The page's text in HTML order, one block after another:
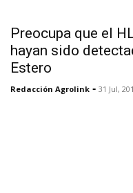
Preocupa que el
hayan sido
Estero
Redacción Agrolink - 31 Jul,